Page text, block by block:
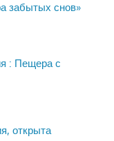
забытых снов»
: Пещера с
открыта